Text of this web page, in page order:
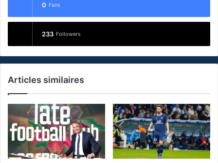
0 Fans
233 Followers
Articles similaires